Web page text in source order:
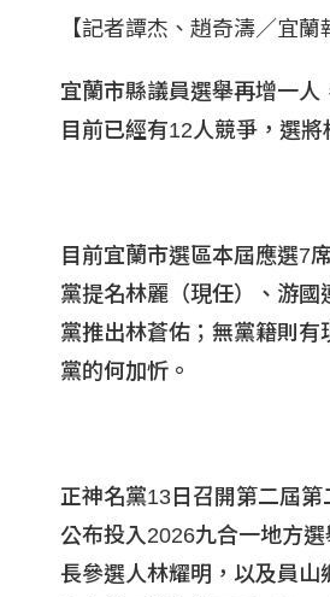
【記者譚杰、趙奇濤／宜蘭
宜蘭市縣議員選舉再增一
目前已經有12人競爭，選將
目前宜蘭市選區本屆應選7
黨提名林麗（現任）、游
黨推出林蒼佑；無黨籍則
黨的何加忻。
正神名黨13日召開第二屆
公布投入2026九合一地方
長參選人林耀明，以及員